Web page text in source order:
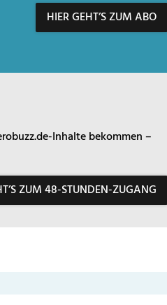
HIER GEHT’S ZUM ABO
Inhalte bekommen –
ZUM 48-STUNDEN-ZUGANG